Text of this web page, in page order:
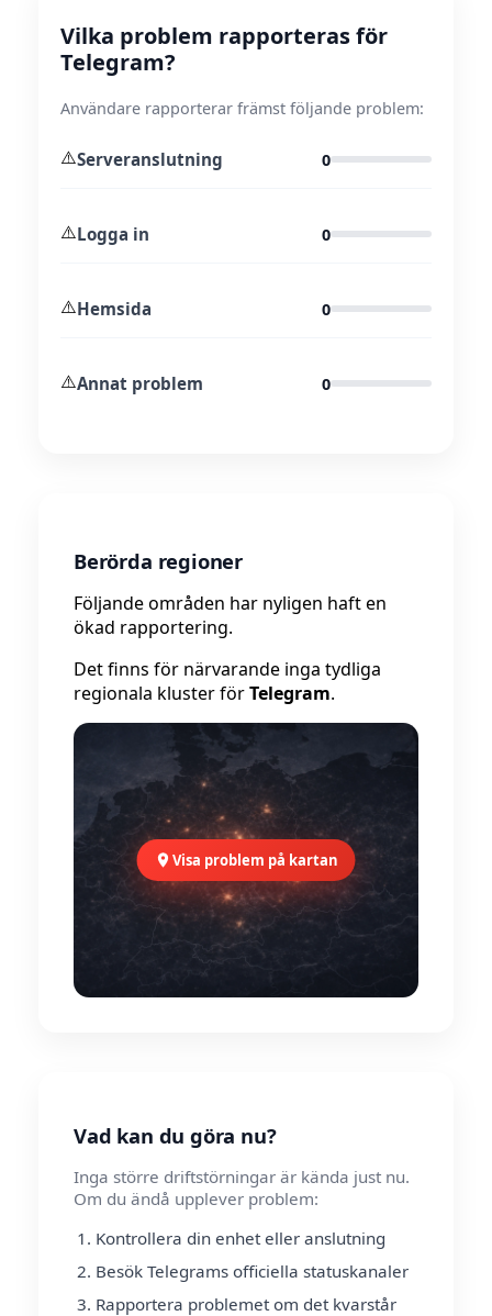
Vilka problem rapporteras för
Telegram?
Användare rapporterar främst följande problem:
⚠️Serveranslutning 0
⚠️Logga in 0
⚠️Hemsida 0
⚠️Annat problem 0
Berörda regioner
Följande områden har nyligen haft en
ökad rapportering.
Det finns för närvarande inga tydliga
regionala kluster förTelegram.
Visa problem på kartan
Vad kan du göra nu?
Inga större driftstörningar är kända just nu.
Om du ändå upplever problem:
Kontrollera din enhet eller anslutning
Besök Telegrams officiella statuskanaler
Rapportera problemet om det kvarstår